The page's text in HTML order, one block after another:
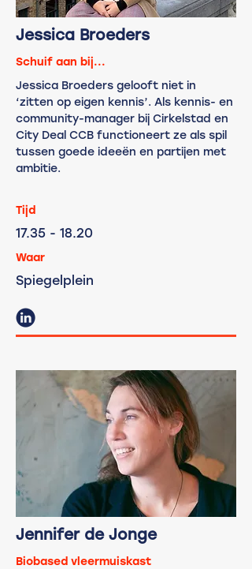
Jessica Broeders
Schuif aan bij...
Jessica Broeders gelooft niet in
‘zitten op eigen kennis’. Als kennis- en
community-manager bij Cirkelstad en
City Deal CCB functioneert ze als spil
tussen goede ideeën en partijen met
ambitie.
Tijd
17.35 - 18.20
Waar
Spiegelplein
Jennifer de Jonge
Biobased vleermuiskast